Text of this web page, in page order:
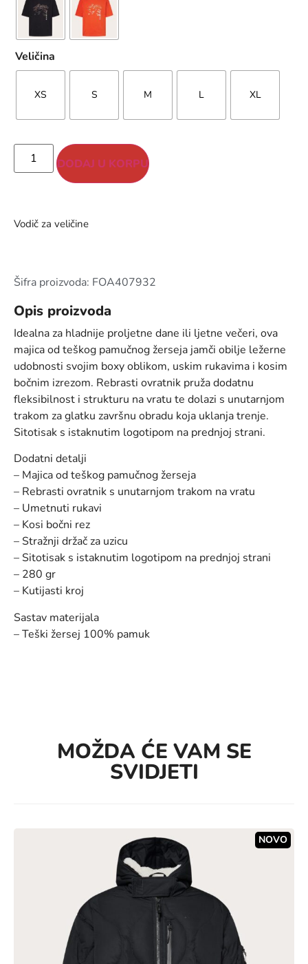
Veličina
XS S M L XL
DODAJ U KORPU
Vodič za veličine
Šifra proizvoda: FOA407932
Opis proizvoda
Idealna za hladnije proljetne dane ili ljetne večeri, ova
majica od teškog pamučnog žerseja jamči obilje ležerne
udobnosti svojim boxy oblikom, uskim rukavima i kosim
bočnim izrezom. Rebrasti ovratnik pruža dodatnu
fleksibilnost i strukturu na vratu te dolazi s unutarnjom
trakom za glatku završnu obradu koja uklanja trenje.
Sitotisak s istaknutim logotipom na prednjoj strani.
Dodatni detalji
– Majica od teškog pamučnog žerseja
– Rebrasti ovratnik s unutarnjom trakom na vratu
– Umetnuti rukavi
– Kosi bočni rez
– Stražnji držač za uzicu
– Sitotisak s istaknutim logotipom na prednjoj strani
– 280 gr
– Kutijasti kroj
Sastav materijala
– Teški žersej 100% pamuk
MOŽDA ĆE VAM SE
SVIDJETI
NOVO